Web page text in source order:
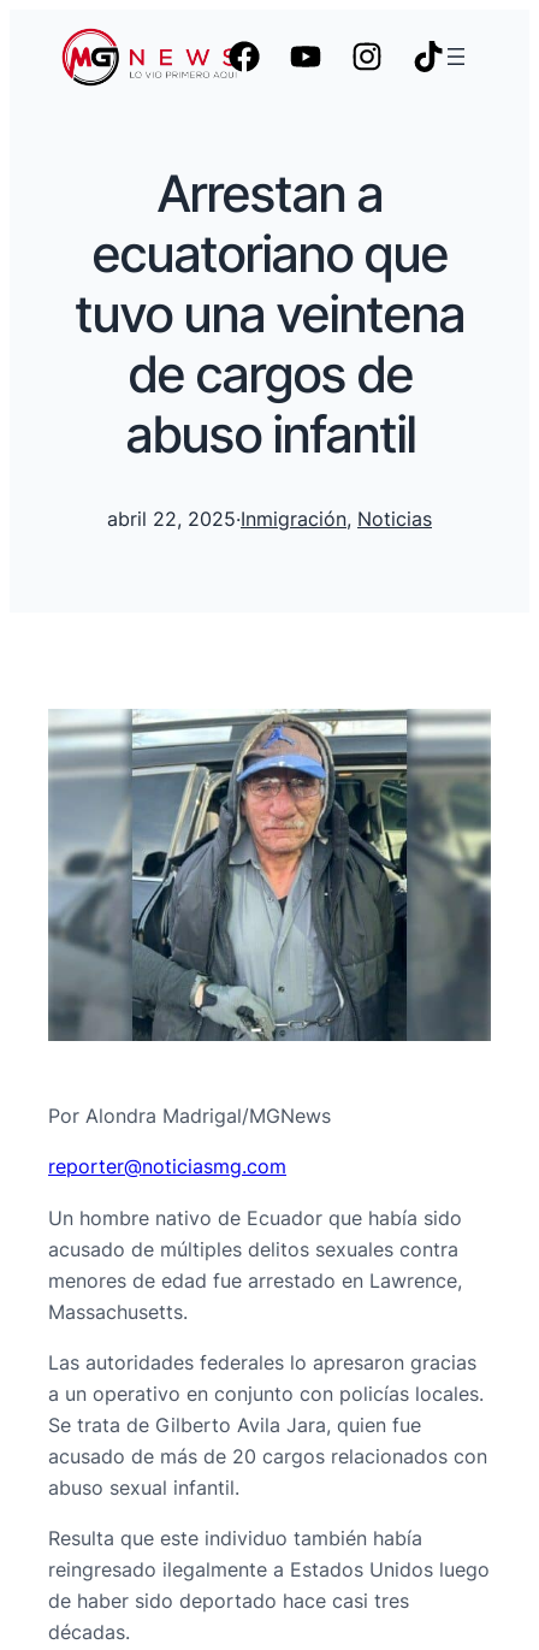
Arrestan a
ecuatoriano que
tuvo una veintena
de cargos de
abuso infantil
abril 22, 2025·Inmigración, Noticias
Por Alondra Madrigal/MGNews
moc.gmsaiciton
@retroper
Un hombre nativo de Ecuador que había sido
acusado de múltiples delitos sexuales contra
menores de edad fue arrestado en Lawrence,
Massachusetts.
Las autoridades federales lo apresaron gracias
a un operativo en conjunto con policías locales.
Se trata de Gilberto Avila Jara, quien fue
acusado de más de 20 cargos relacionados con
abuso sexual infantil.
Resulta que este individuo también había
reingresado ilegalmente a Estados Unidos luego
de haber sido deportado hace casi tres
décadas.